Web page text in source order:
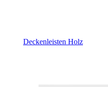
Deckenleisten Holz